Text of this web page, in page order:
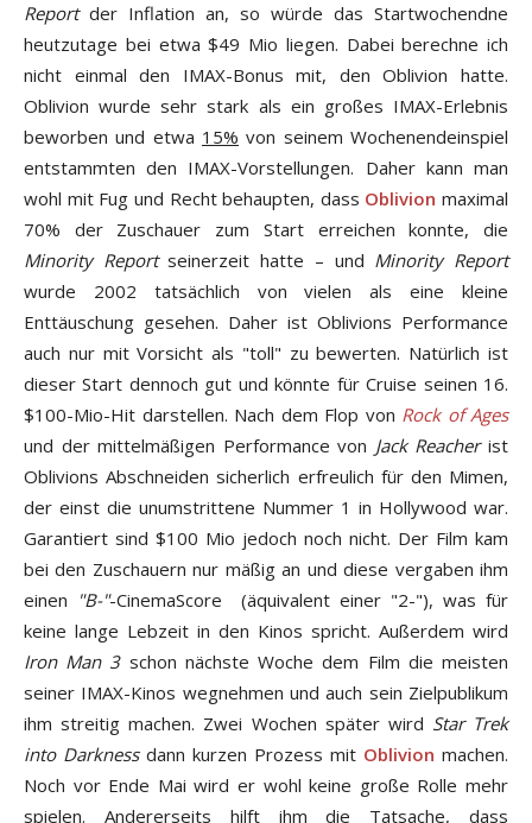
Reportder Inflation an, so würde das Startwochendne
heutzutage bei etwa $49 Mio liegen. Dabei berechne ich
nicht einmal den IMAX-Bonus mit, den Oblivion hatte.
Oblivion wurde sehr stark als ein großes IMAX-Erlebnis
beworben und etwa 15% von seinem Wochenendeinspiel
entstammten den IMAX-Vorstellungen. Daher kann man
wohl mit Fug und Recht behaupten, dass Oblivion maximal
70% der Zuschauer zum Start erreichen konnte, die
Minority Reportseinerzeit hatte – und Minority Report
wurde 2002 tatsächlich von vielen als eine kleine
Enttäuschung gesehen. Daher ist Oblivions Performance
auch nur mit Vorsicht als "toll" zu bewerten. Natürlich ist
dieser Start dennoch gut und könnte für Cruise seinen 16.
$100-Mio-Hit darstellen. Nach dem Flop von Rock of Ages
und der mittelmäßigen Performance von Jack Reacherist
Oblivions Abschneiden sicherlich erfreulich für den Mimen,
der einst die unumstrittene Nummer 1 in Hollywood war.
Garantiert sind $100 Mio jedoch noch nicht. Der Film kam
bei den Zuschauern nur mäßig an und diese vergaben ihm
einen "B-"-CinemaScore (äquivalent einer "2-"), was für
keine lange Lebzeit in den Kinos spricht. Außerdem wird
Iron Man 3schon nächste Woche dem Film die meisten
seiner IMAX-Kinos wegnehmen und auch sein Zielpublikum
ihm streitig machen. Zwei Wochen später wird Star Trek
into Darknessdann kurzen Prozess mit Oblivion machen.
Noch vor Ende Mai wird er wohl keine große Rolle mehr
spielen. Andererseits hilft ihm die Tatsache, dass